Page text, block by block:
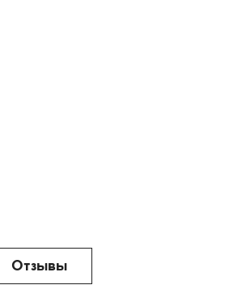
Отзывы